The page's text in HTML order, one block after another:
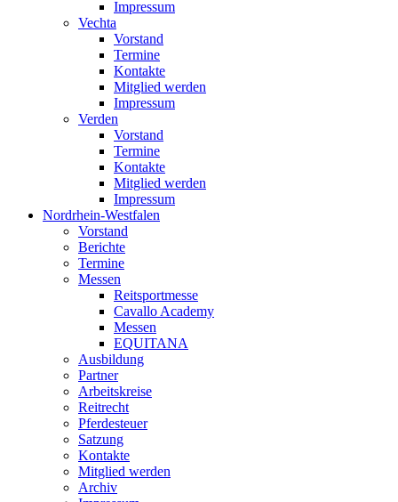
Impressum
Vechta
Vorstand
Termine
Kontakte
Mitglied werden
Impressum
Verden
Vorstand
Termine
Kontakte
Mitglied werden
Impressum
Nordrhein-Westfalen
Vorstand
Berichte
Termine
Messen
Reitsportmesse
Cavallo Academy
Messen
EQUITANA
Ausbildung
Partner
Arbeitskreise
Reitrecht
Pferdesteuer
Satzung
Kontakte
Mitglied werden
Archiv